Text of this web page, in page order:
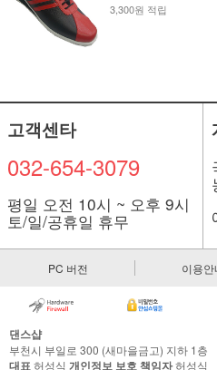
3,300원 적립
고객센타
032-654-3079
평일 오전 10시 ~ 오후 9시
토/일/공휴일 휴무
PC 버전 이용안
댄스샵
부천시 부일로 300 (새마을금고) 지하 1층
대표허성식 개인정보 보호 책임자허성식